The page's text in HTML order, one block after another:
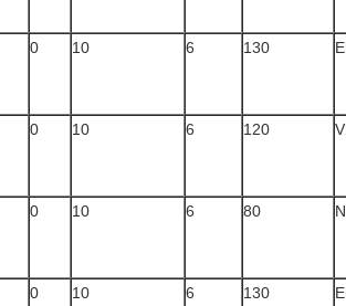
0 10 6 130
0 10 6 120
0 10 6 80
0 10 6 130